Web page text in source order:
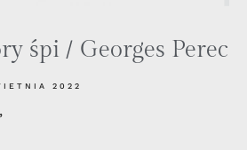
śpi / Georges Perec
2022